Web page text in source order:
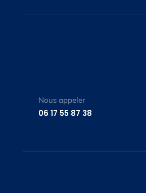
Nous appeler
06 17 55 87 38